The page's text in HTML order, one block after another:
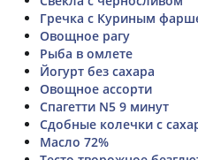
Гречка с Куриным
Овощное рагу
Рыба в омлете
Йогурт без сахара
Овощное ассорти
Спагетти N5 9 минут
Сдобные колечки с
Масло 72%